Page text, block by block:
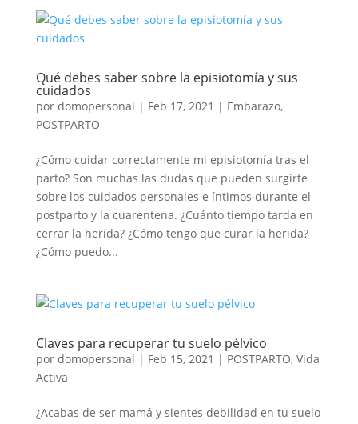
Qué debes saber sobre la episiotomía y sus
cuidados
por domopersonal | Feb 17, 2021 | Embarazo,
POSTPARTO
¿Cómo cuidar correctamente mi episiotomía tras el
parto? Son muchas las dudas que pueden surgirte
sobre los cuidados personales e íntimos durante el
postparto y la cuarentena. ¿Cuánto tiempo tarda en
cerrar la herida? ¿Cómo tengo que curar la herida?
¿Cómo puedo...
Claves para recuperar tu suelo pélvico
por domopersonal | Feb 15, 2021 | POSTPARTO, Vida
Activa
¿Acabas de ser mamá y sientes debilidad en tu suelo